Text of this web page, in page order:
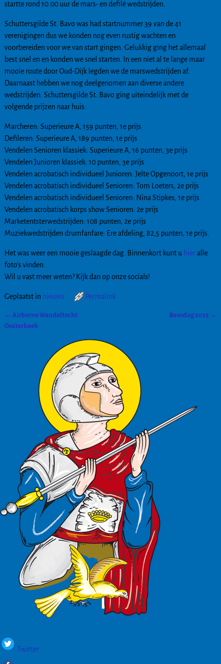
startte rond 10.00 uur de mars- en defilé wedstrijden.
Schuttersgilde St. Bavo was had startnummer 39 van de 41
verenigingen dus we konden nog even rustig wachten en
voorbereiden voor we van start gingen. Gelukkig ging het allemaal
best snel en en konden we snel starten. In een niet al te lange maar
mooie route door Oud-Dijk legden we de marswedstrijden af.
Daarnaast hebben we nog deelgenomen aan diverse andere
wedstrijden. Schuttersgilde St. Bavo ging uiteindelijk met de
volgende prijzen naar huis:
Marcheren: Superieure A, 159 punten, 1e prijs
Defileren: Superieure A, 189 punten, 1e prijs
Vendelen Senioren klassiek: Superieure A, 16 punten, 3e prijs
Vendelen Junioren klassiek: 10 punten, 3e prijs
Vendelen acrobatisch individueel Junioren: Jelte Opgenoort, 1e prijs
Vendelen acrobatisch individueel Senioren: Tom Loeters, 2e prijs
Vendelen acrobatisch individueel Senioren: Nina Stipkes, 1e prijs
Vendelen acrobatisch korps show Senioren: 2e prijs
Marketentsterwedstrijden: 108 punten, 2e prijs
Muziekwedstrijden drumfanfare: Ere afdeling, 82,5 punten, 1e prijs.
Het was weer een mooie geslaagde dag. Binnenkort kunt u hieralle
foto’s vinden.
Wil u vast meer weten? Kijk dan op onze socials!
Geplaatst in nieuws Permalink
Bericht navigatie
← Airborne Wandeltocht
Oosterbeek
Bavodag 2025 →
Twitter